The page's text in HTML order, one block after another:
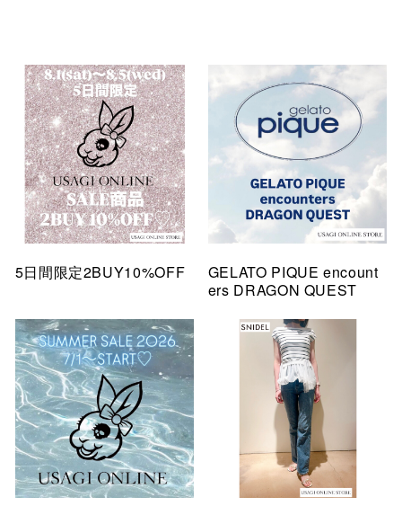
5日間限定2BUY10%OFF
GELATO PIQUE encount
ers DRAGON QUEST